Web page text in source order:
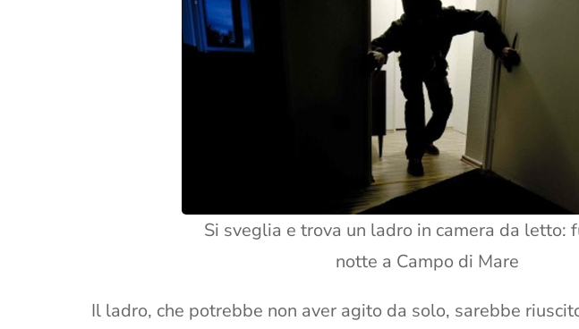
Si sveglia e trova un ladro in camera da letto:
notte a Campo di Mare
Il ladro, che potrebbe non aver agito da solo, sarebbe